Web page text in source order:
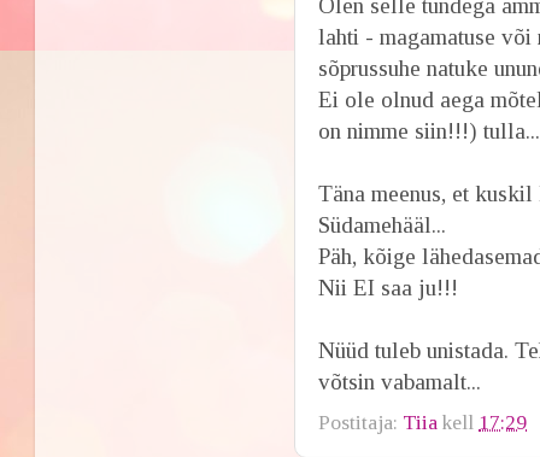
Olen selle tundega
lahti - magamatuse
sõprussuhe natuke
Ei ole olnud aega
on nimme siin!!!)
Täna meenus, et
Südamehääl...
Päh, kõige
Nii EI saa ju!!!
Nüüd tuleb unistada.
võtsin vabamalt...
Postitaja: Tiia kell 17:29